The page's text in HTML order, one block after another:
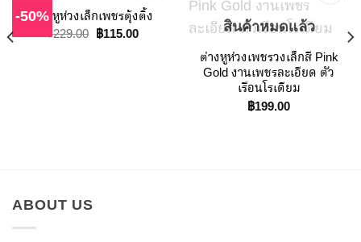
-50%สินค้าหมดแล้ว
ต่างหูห่วงเล็กเพชรตุ้งติ้ง
฿229.00 Original
฿115.00Current
Wishlist
สินค้าหมดแล้ว
ต่างหูห่วงเพชรวงเล็กสี Pink
Gold งานเพชรละเอียด ตัว
เรือนโรเดียม
฿199.00
ABOUT US